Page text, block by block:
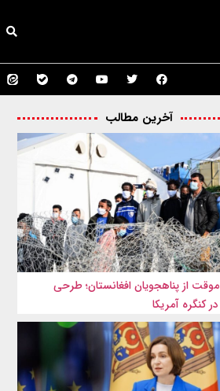
آخرین مطالب
از پناهجویان افغانستان؛ طرحی
کنگره آمریکا